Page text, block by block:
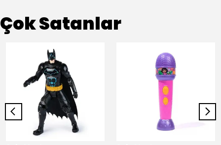
Çok Satanlar